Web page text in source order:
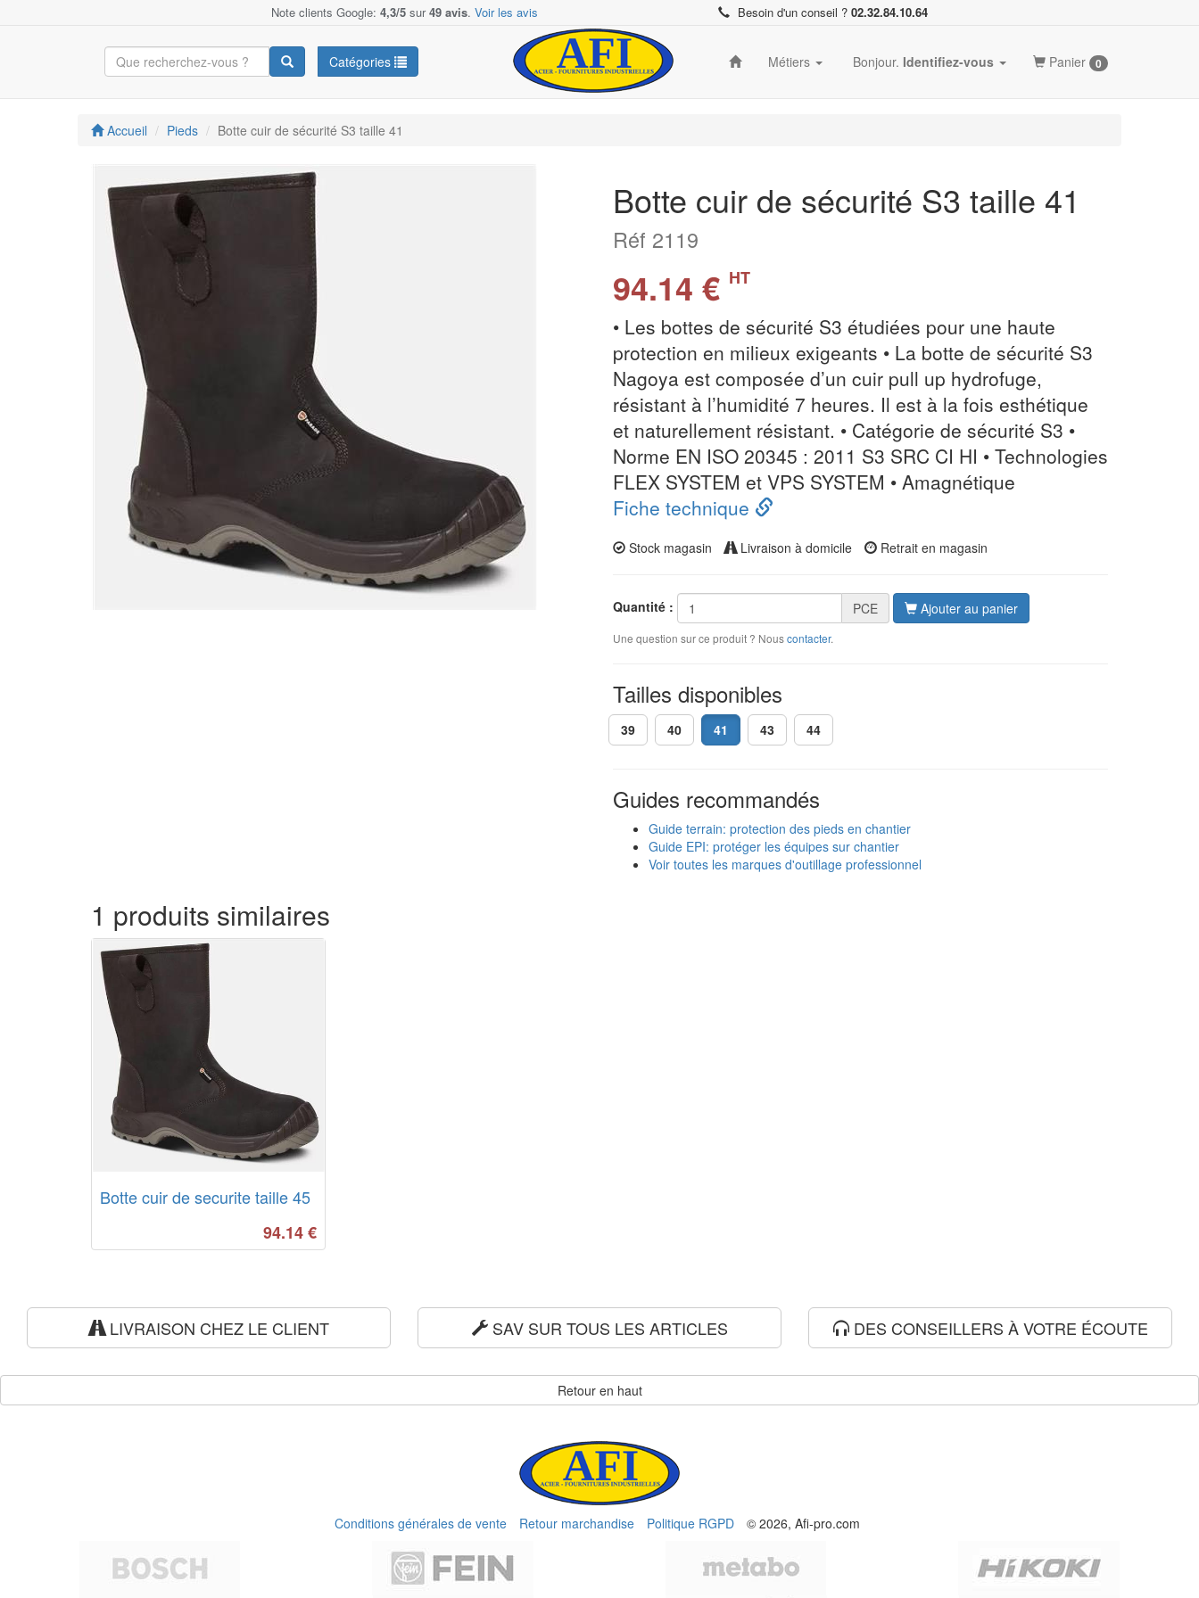
Note clients Google: 4,3/5 sur49 avis. Voir les avis Besoin d'un conseil ? 02.32.84.10.64
Catégories Métiers Bonjour. Identifiez-vous Panier 0
Accueil Pieds Botte cuir de sécurité S3 taille 41
Botte cuir de sécurité S3 taille 41
Réf 2119
94.14 € HT
• Les bottes de sécurité S3 étudiées pour une haute
protection en milieux exigeants • La botte de sécurité S3
Nagoya est composée d’un cuir pull up hydrofuge,
résistant à l’humidité 7 heures. Il est à la fois esthétique
et naturellement résistant. • Catégorie de sécurité S3 •
Norme EN ISO 20345 : 2011 S3 SRC CI HI • Technologies
FLEX SYSTEM et VPS SYSTEM • Amagnétique
Fiche technique
Stock magasin Livraison à domicile Retrait en magasin
Quantité : PCE Ajouter au panier
Une question sur ce produit ? Nouscontacter.
Tailles disponibles
39 40 41 43 44
Guides recommandés
Guide terrain: protection des pieds en chantier
Guide EPI: protéger les équipes sur chantier
Voir toutes les marques d'outillage professionnel
1 produits similaires
Botte cuir de securite taille 45
94.14 €
LIVRAISON CHEZ LE CLIENT SAV SUR TOUS LES ARTICLES DES CONSEILLERS À VOTRE ÉCOUTE
Retour en haut
Conditions générales de vente Retour marchandise Politique RGPD © 2026, Afi-pro.com